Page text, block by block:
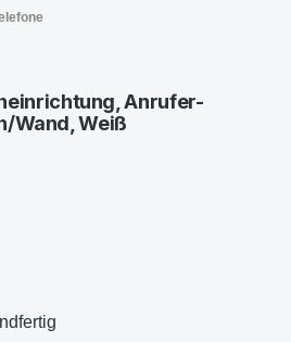
Anrufer-
Wand, Weiß